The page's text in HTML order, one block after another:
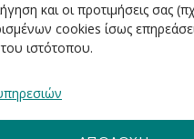
και οι προτιμήσεις σας
cookies ίσως
του ιστότοπου.
ΣΑΒΒΑΤΟ 9.00-15.00
ΓΙΑ ΝΑ ΛΑΜΒΆΝΕΤΕ